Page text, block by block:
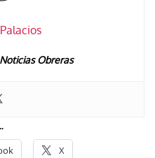
Noticias Obreras
X